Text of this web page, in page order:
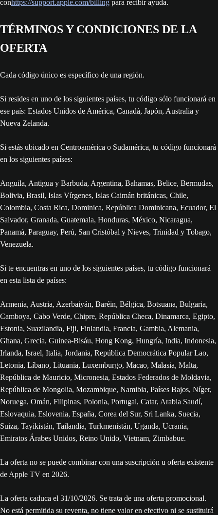
conhttps://support.apple.com/billing para recibir ayuda.
TÉRMINOS Y CONDICIONES DE LA
OFERTA
Cada código único es específico de una región.
Si resides en uno de los siguientes países, tu código sólo funcionará en
ese país: Estados Unidos de América, Canadá, Japón, Australia y
Nueva Zelanda.
Si estás ubicado en Centroamérica o Sudamérica, tu código funcionará
en los siguientes países:
Anguila, Antigua y Barbuda, Argentina, Bahamas, Belice, Bermudas,
Bolivia, Brasil, Islas Vírgenes, Islas Caimán británicas, Chile,
Colombia, Costa Rica, Dominica, República Dominicana, Ecuador, El
Salvador, Granada, Guatemala, Honduras, México, Nicaragua,
Panamá, Paraguay, Perú, San Cristóbal y Nieves, Trinidad y Tobago,
Venezuela.
Si te encuentras en uno de los siguientes países, tu código funcionará
en esta lista de países:
Armenia, Austria, Azerbaiyán, Baréin, Bélgica, Botsuana, Bulgaria,
Camboya, Cabo Verde, Chipre, República Checa, Dinamarca, Egipto,
Estonia, Suazilandia, Fiji, Finlandia, Francia, Gambia, Alemania,
Ghana, Grecia, Guinea-Bisáu, Hong Kong, Hungría, India, Indonesia,
Irlanda, Israel, Italia, Jordania, República Democrática Popular Lao,
Letonia, Líbano, Lituania, Luxemburgo, Macao, Malasia, Malta,
República de Mauricio, Micronesia, Estados Federados de Moldavia,
República de Mongolia, Mozambique, Namibia, Países Bajos, Níger,
Noruega, Omán, Filipinas, Polonia, Portugal, Catar, Arabia Saudí,
Eslovaquia, Eslovenia, España, Corea del Sur, Sri Lanka, Suecia,
Suiza, Tayikistán, Tailandia, Turkmenistán, Uganda, Ucrania,
Emiratos Árabes Unidos, Reino Unido, Vietnam, Zimbabue.
La oferta no se puede combinar con una suscripción u oferta existente
de Apple TV en 2026.
La oferta caduca el 31/‌10/‌2026. Se trata de una oferta promocional.
No está permitida su reventa, no tiene valor en efectivo ni se sustituirá